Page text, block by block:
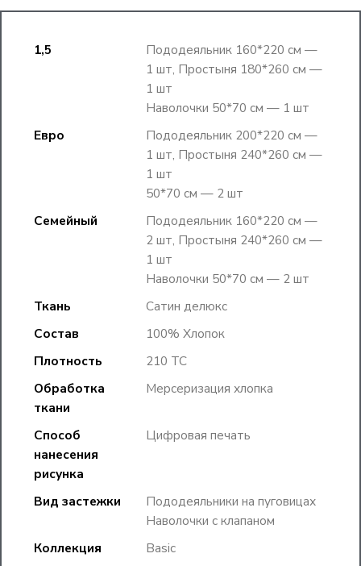
1,5
Пододеяльник 160*220 см —
1 шт, Простыня 180*260 см —
1 шт
Наволочки 50*70 см — 1 шт
Евро
Пододеяльник 200*220 см —
1 шт, Простыня 240*260 см —
1 шт
50*70 см — 2 шт
Семейный
Пододеяльник 160*220 см —
2 шт, Простыня 240*260 см —
1 шт
Наволочки 50*70 см — 2 шт
Ткань
Сатин делюкс
Состав
100% Хлопок
Плотность
210 TC
Обработка
ткани
Мерсеризация хлопка
Способ
нанесения
рисунка
Цифровая печать
Вид застежки
Пододеяльники на пуговицах
Наволочки с клапаном
Коллекция
Basic